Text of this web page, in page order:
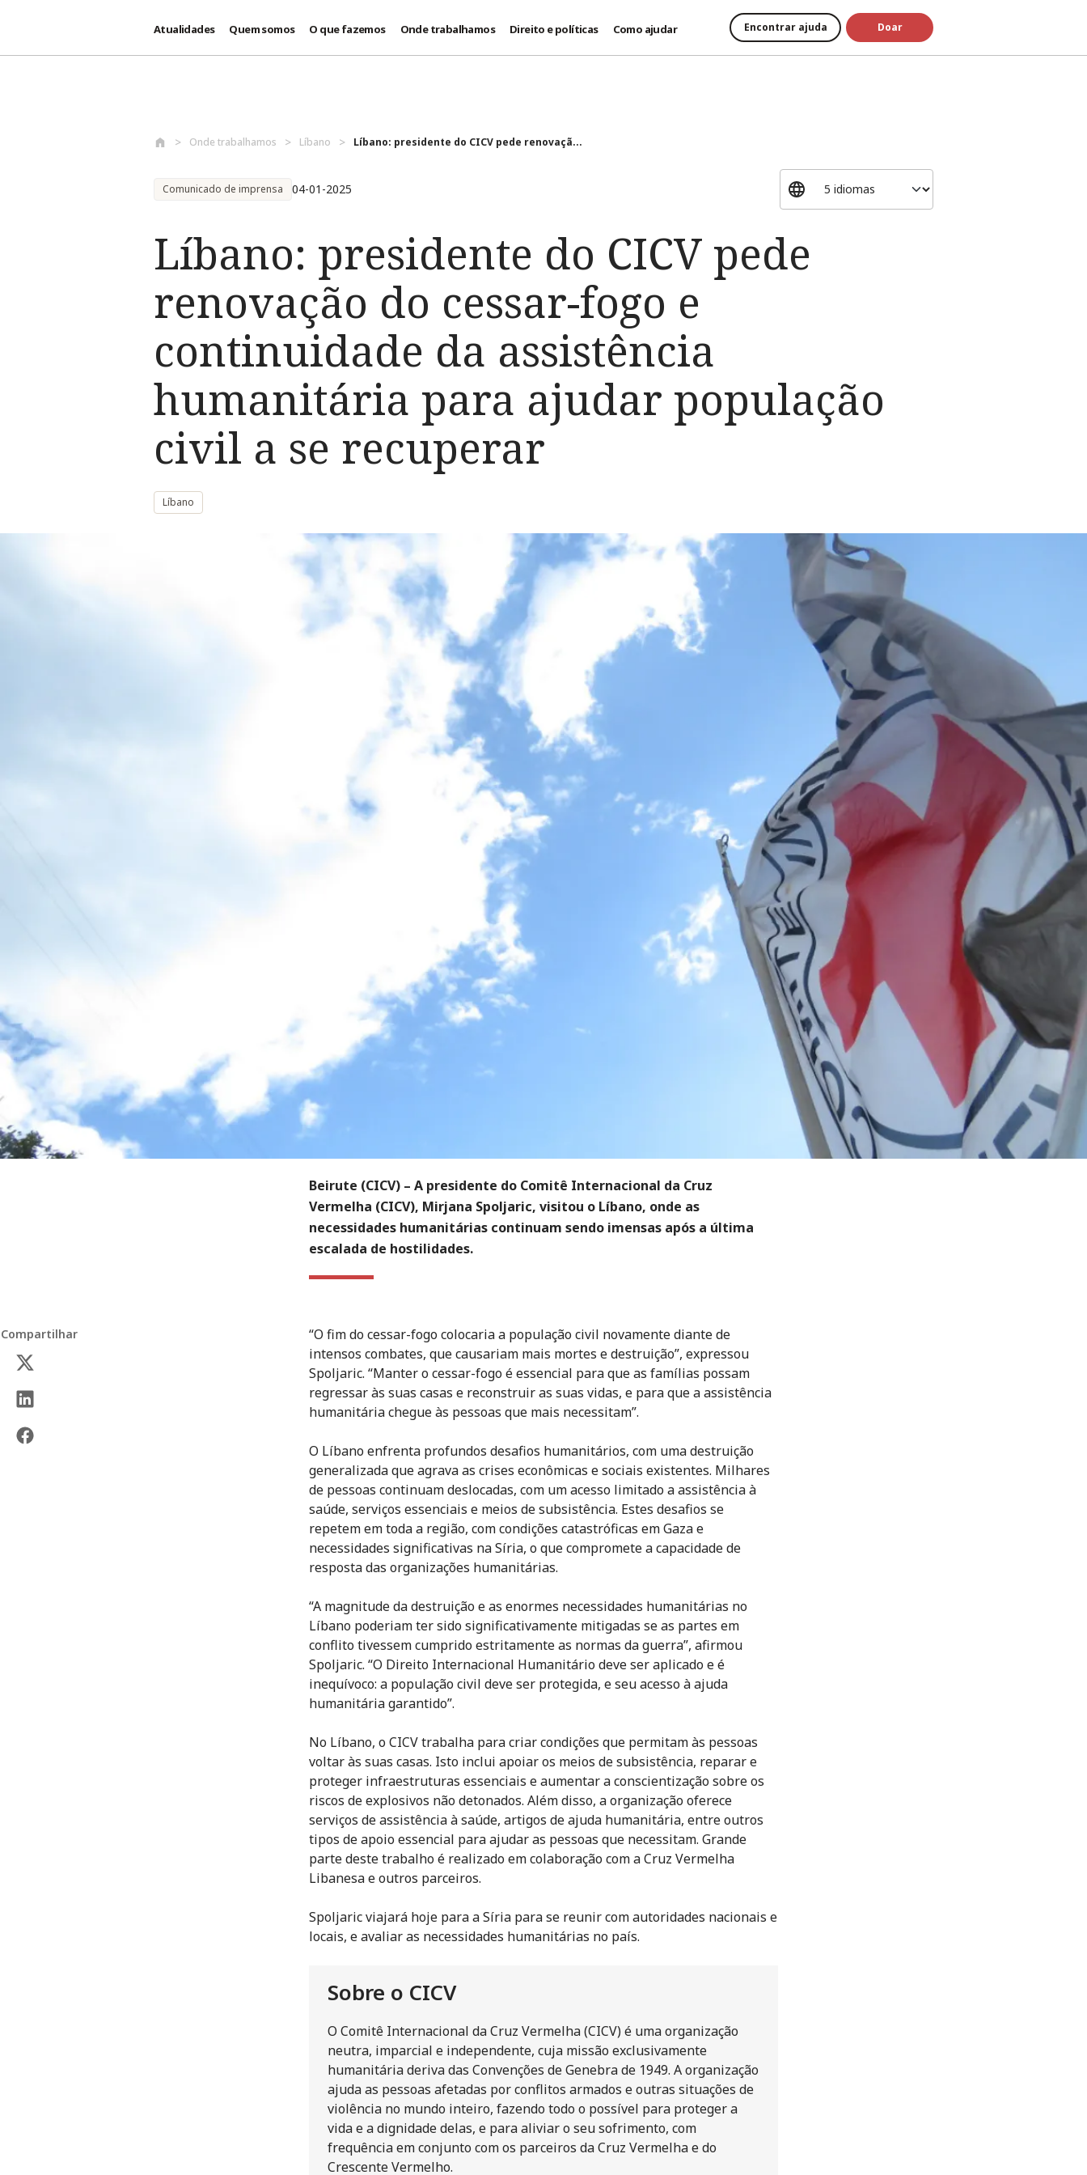
Atualidades Quem somos O que fazemos Onde trabalhamos Direito e políticas Como ajudar Encontrar ajuda Doar
Onde trabalhamos Líbano Líbano: presidente do CICV pede renovaçã...
Comunicado de imprensa 04-01-2025
Líbano: presidente do CICV pede
renovação do cessar-fogo e
continuidade da assistência
humanitária para ajudar população
civil a se recuperar
Líbano
Beirute (CICV) – A presidente do Comitê Internacional da Cruz
Vermelha (CICV), Mirjana Spoljaric, visitou o Líbano, onde as
necessidades humanitárias continuam sendo imensas após a última
escalada de hostilidades.
Compartilhar
“O fim do cessar-fogo colocaria a população civil novamente diante de
intensos combates, que causariam mais mortes e destruição”, expressou
Spoljaric. “Manter o cessar-fogo é essencial para que as famílias possam
regressar às suas casas e reconstruir as suas vidas, e para que a assistência
humanitária chegue às pessoas que mais necessitam”.
O Líbano enfrenta profundos desafios humanitários, com uma destruição
generalizada que agrava as crises econômicas e sociais existentes. Milhares
de pessoas continuam deslocadas, com um acesso limitado a assistência à
saúde, serviços essenciais e meios de subsistência. Estes desafios se
repetem em toda a região, com condições catastróficas em Gaza e
necessidades significativas na Síria, o que compromete a capacidade de
resposta das organizações humanitárias.
“A magnitude da destruição e as enormes necessidades humanitárias no
Líbano poderiam ter sido significativamente mitigadas se as partes em
conflito tivessem cumprido estritamente as normas da guerra”, afirmou
Spoljaric. “O Direito Internacional Humanitário deve ser aplicado e é
inequívoco: a população civil deve ser protegida, e seu acesso à ajuda
humanitária garantido”.
No Líbano, o CICV trabalha para criar condições que permitam às pessoas
voltar às suas casas. Isto inclui apoiar os meios de subsistência, reparar e
proteger infraestruturas essenciais e aumentar a conscientização sobre os
riscos de explosivos não detonados. Além disso, a organização oferece
serviços de assistência à saúde, artigos de ajuda humanitária, entre outros
tipos de apoio essencial para ajudar as pessoas que necessitam. Grande
parte deste trabalho é realizado em colaboração com a Cruz Vermelha
Libanesa e outros parceiros.
Spoljaric viajará hoje para a Síria para se reunir com autoridades nacionais e
locais, e avaliar as necessidades humanitárias no país.
Sobre o CICV
O Comitê Internacional da Cruz Vermelha (CICV) é uma organização
neutra, imparcial e independente, cuja missão exclusivamente
humanitária deriva das Convenções de Genebra de 1949. A organização
ajuda as pessoas afetadas por conflitos armados e outras situações de
violência no mundo inteiro, fazendo todo o possível para proteger a
vida e a dignidade delas, e para aliviar o seu sofrimento, com
frequência em conjunto com os parceiros da Cruz Vermelha e do
Crescente Vermelho.